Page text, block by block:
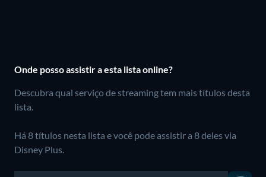
Onde posso assistir a esta lista online?
Descubra qual serviço de streaming tem mais títulos desta
lista.
Há 8 títulos nesta lista e você pode assistir a 8 deles via
Disney Plus.